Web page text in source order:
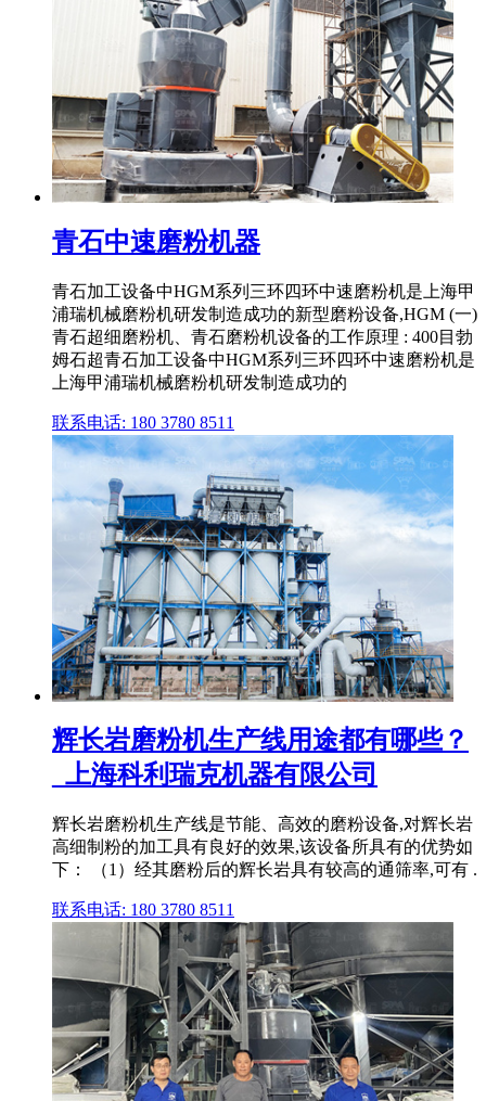
青石中速磨粉机器
青石加工设备中HGM系列三环四环中速磨粉机是上海甲
浦瑞机械磨粉机研发制造成功的新型磨粉设备,HGM (一)
青石超细磨粉机、青石磨粉机设备的工作原理 : 400目勃
姆石超青石加工设备中HGM系列三环四环中速磨粉机是
上海甲浦瑞机械磨粉机研发制造成功的
联系电话: 180 3780 8511
辉长岩磨粉机生产线用途都有哪些？
_上海科利瑞克机器有限公司
辉长岩磨粉机生产线是节能、高效的磨粉设备,对辉长岩
高细制粉的加工具有良好的效果,该设备所具有的优势如
下： （1）经其磨粉后的辉长岩具有较高的通筛率,可有 .
联系电话: 180 3780 8511